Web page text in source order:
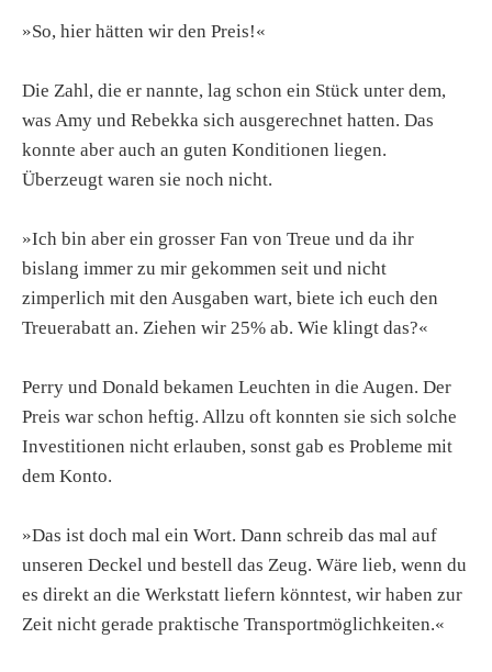
»So, hier hätten wir den Preis!«
Die Zahl, die er nannte, lag schon ein Stück unter dem,
was Amy und Rebekka sich ausgerechnet hatten. Das
konnte aber auch an guten Konditionen liegen.
Überzeugt waren sie noch nicht.
»Ich bin aber ein grosser Fan von Treue und da ihr
bislang immer zu mir gekommen seit und nicht
zimperlich mit den Ausgaben wart, biete ich euch den
Treuerabatt an. Ziehen wir 25% ab. Wie klingt das?«
Perry und Donald bekamen Leuchten in die Augen. Der
Preis war schon heftig. Allzu oft konnten sie sich solche
Investitionen nicht erlauben, sonst gab es Probleme mit
dem Konto.
»Das ist doch mal ein Wort. Dann schreib das mal auf
unseren Deckel und bestell das Zeug. Wäre lieb, wenn du
es direkt an die Werkstatt liefern könntest, wir haben zur
Zeit nicht gerade praktische Transportmöglichkeiten.«